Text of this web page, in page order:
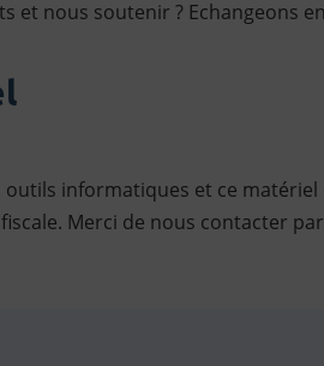
et nous soutenir ? Echangeons
informatiques et ce
Merci de nous contacter